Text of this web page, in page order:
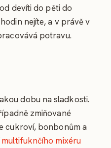
devíti do pěti do
nejíte, a v právě v
potravu.
dobu na sladkosti.
zmiňované
cukroví, bonbonům a
multifuknčího mixéru